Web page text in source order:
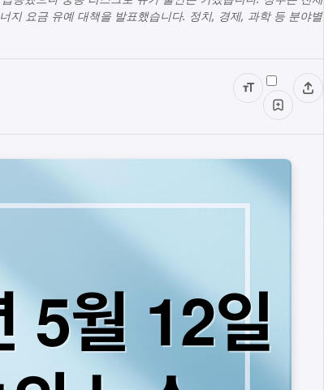
지 요금 유예 대책을 발표했습니다. 정치, 경제, 과학 등 분야별